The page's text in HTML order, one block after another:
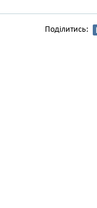
Поділитись: